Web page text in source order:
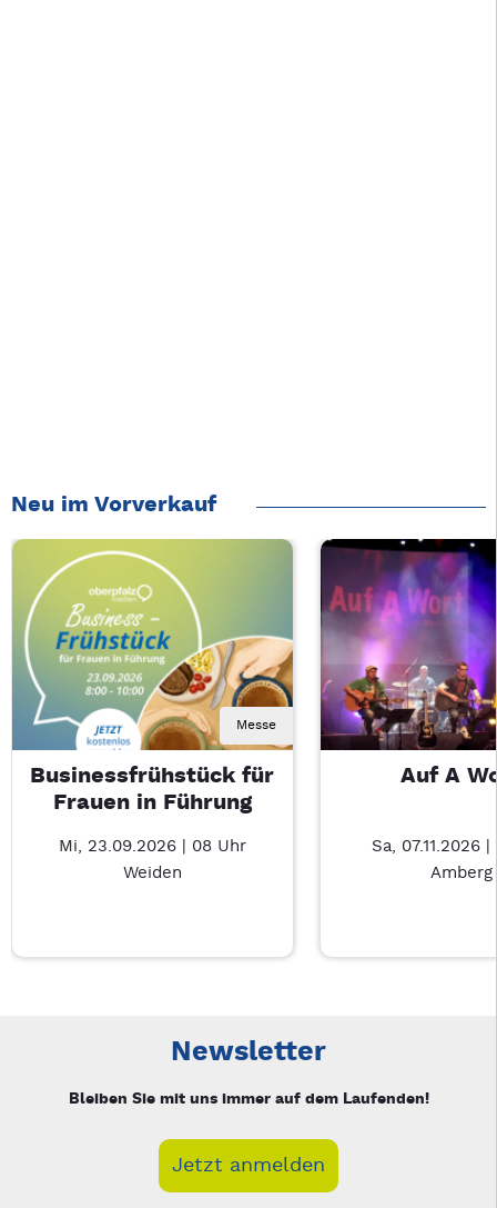
Neu im Vorverkauf
Messe
Businessfrühstück für
Frauen in Führung
Mi, 23.09.2026 | 08 Uhr
Weiden
Auf A
Sa, 07.11.2026
Amberg
Newsletter
Bleiben Sie mit uns immer auf dem Laufenden!
Jetzt anmelden